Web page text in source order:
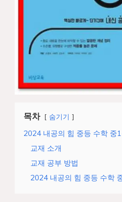
목차 숨기기
2024 내공의 힘 중등 수학 중
교재 소개
교재 공부 방법
2024 내공의 힘 중등 수학